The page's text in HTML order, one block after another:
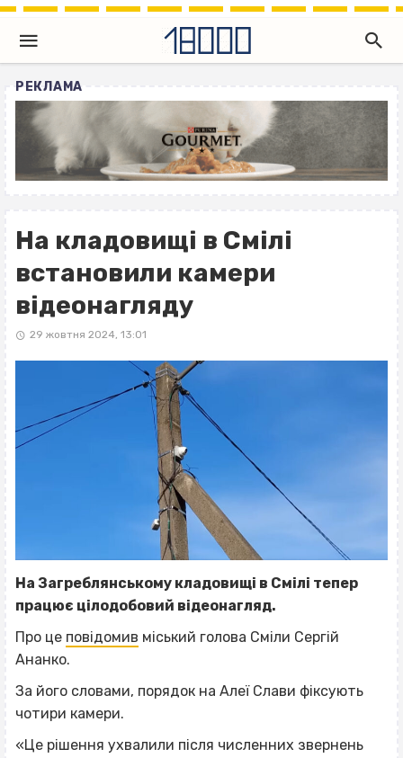
РЕКЛАМА
На кладовищі в Смілі
встановили камери
відеонагляду
29 жовтня 2024, 13:01
На Загреблянському кладовищі в Смілі тепер
працює цілодобовий відеонагляд.
Про це повідомив міський голова Сміли Сергій
Ананко.
За його словами, порядок на Алеї Слави фіксують
чотири камери.
«Це рішення ухвалили після численних звернень